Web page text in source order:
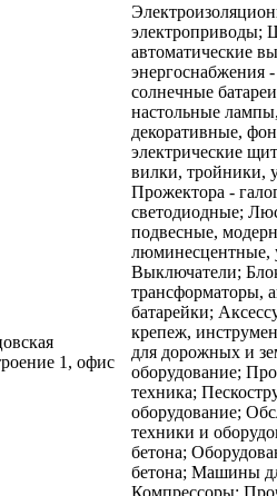
1, офис
электроприводы;
автоматические
энергоснабжения
солнечные
настольные
декоративные,
электрические
вилки, тройники,
Прожектора -
светодиодные;
подвесные,
люминесцентные,
Выключатели;
трансформаторы,
батарейки;
крепеж,
для дорожных и
оборудование;
техника;
оборудование;
техники и
бетона;
бетона; Машины
Компрессоры;